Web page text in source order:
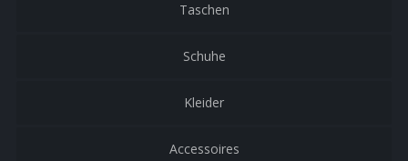
Taschen
Schuhe
Kleider
Accessoires